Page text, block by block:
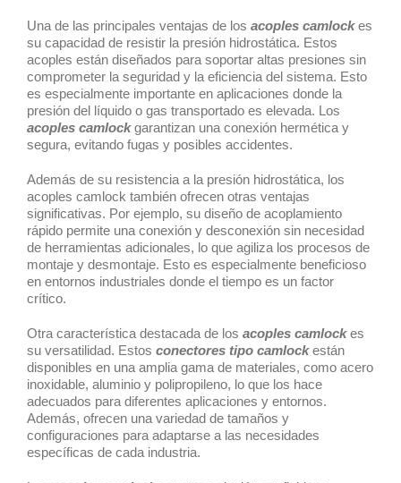
Una de las principales ventajas de los acoples camlockes
su capacidad de resistir la presión hidrostática. Estos
acoples están diseñados para soportar altas presiones sin
comprometer la seguridad y la eficiencia del sistema. Esto
es especialmente importante en aplicaciones donde la
presión del líquido o gas transportado es elevada. Los
acoples camlockgarantizan una conexión hermética y
segura, evitando fugas y posibles accidentes.
Además de su resistencia a la presión hidrostática, los
acoples camlock también ofrecen otras ventajas
significativas. Por ejemplo, su diseño de acoplamiento
rápido permite una conexión y desconexión sin necesidad
de herramientas adicionales, lo que agiliza los procesos de
montaje y desmontaje. Esto es especialmente beneficioso
en entornos industriales donde el tiempo es un factor
crítico.
Otra característica destacada de los acoples camlockes
su versatilidad. Estos conectores tipo camlockestán
disponibles en una amplia gama de materiales, como acero
inoxidable, aluminio y polipropileno, lo que los hace
adecuados para diferentes aplicaciones y entornos.
Además, ofrecen una variedad de tamaños y
configuraciones para adaptarse a las necesidades
específicas de cada industria.